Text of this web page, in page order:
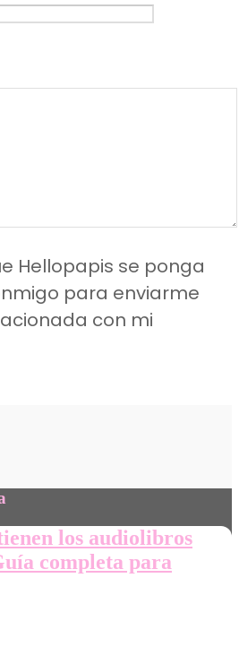
Hellopapis se ponga
para enviarme
con mi
los audiolibros
completa para